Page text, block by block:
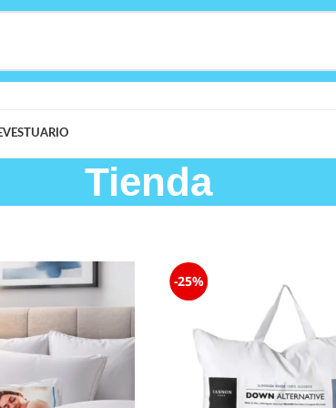
VESTUARIO
Tienda
-25%